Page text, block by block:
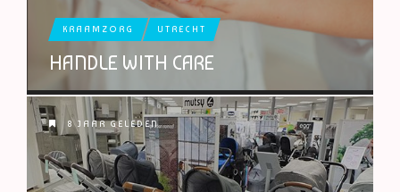
KRAAMZORG UTRECHT
HANDLE WITH CARE
8 JAAR GELEDEN